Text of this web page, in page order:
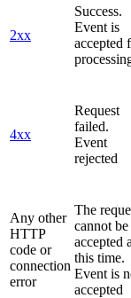
2xx
Success.
Event is
accepted
4xx
Request
failed.
Event
rejected
Any other
HTTP
code or
connection
error
The
cannot be
accepted
this time.
Event is
accepted